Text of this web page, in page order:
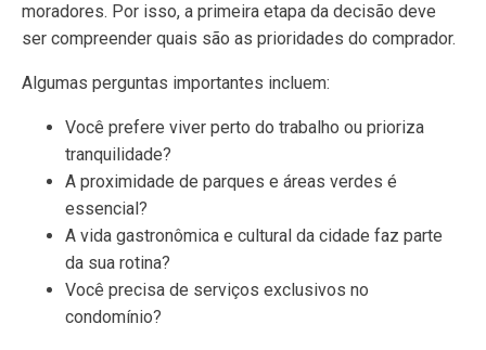
moradores. Por isso, a primeira etapa da decisão deve
ser compreender quais são as prioridades do comprador.
Algumas perguntas importantes incluem:
Você prefere viver perto do trabalho ou prioriza
tranquilidade?
A proximidade de parques e áreas verdes é
essencial?
A vida gastronômica e cultural da cidade faz parte
da sua rotina?
Você precisa de serviços exclusivos no
condomínio?